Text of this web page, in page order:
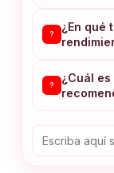
?
¿En qué
?
¿Cuál